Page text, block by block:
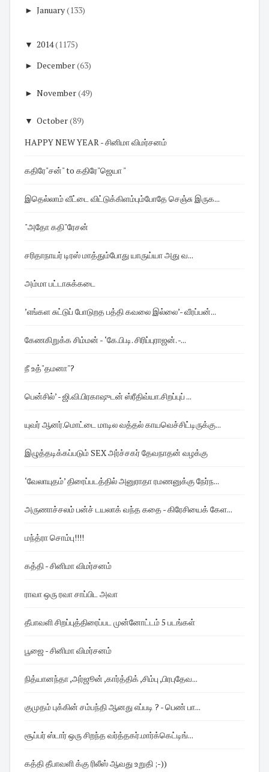
► January(133)
▼ 2014(1175)
► December(63)
► November(49)
▼ October(89)
HAPPY NEW YEAR - சினிமா விமர்சனம்
கதிரே"சன்" to கதிரே"ஜெயா "
இதெல்லாம் வீட்டை விட்டுக்கிளம்பும்போதே செஞ்சு இருக...
"அதோ கதி"ரேசன்
சரிதாநாயர் டிரஸ் மாத்தும்போது யாருய்யா அது வ...
அம்மா பட்டாசுக்கடை
’எங்கள சுட்டுப் போடுறத பத்தி கவலை இல்லை’- வீரப்பன்...
கேணகிறுக்க சிம்மன் - ‘கே.பி.டி. சிரிப்புராஜன். -...
நீ உத்"தமனா"?
பென்சில்’ - ஜி.வி.பிரகாஷுடன் ஸ்ரீதிவ்யா.சிறப்புப் ...
யுவர் ஆனர்.மொட்டை மாடில வத்தல் காயவெச்சிட்டிருக்கு...
இழுத்தடிக்கப்படும் SEX அர்ச்சகர் தேவநாதன் வழக்கு
‘வேலாயுதம்’ திரைப்படத்தில் அனுராதா ரமணனுக்கு நேர்ந...
அருணாச்சலம் பன்ச் டயலாக் வந்த கதை - கிரேசியைக் கேள...
மந்த்ரா சொம்பு!!!!
கத்தி - சினிமா விமர்சனம்
ராவா ஒரு ரவா சாப்பிட அவா
தீபாவளி சிறப்புத்திரைப்பட முன்னோட்டம் 5 படங்கள்
பூஜை - சினிமா விமர்சனம்
நித்யானந்தா ,அர்ஜூன் ,கார்த்திக் ,சிம்பு ,பிரபுதேவ...
குமுதம் புக்கின் சம்பந்தி ஆனது எப்படி ? - பெண் பா...
சூப்பர் ஸ்டார் ஒரு சிறந்த வர்த்தகர்.மார்க்கெட்டிங்...
கத்தி தீபாவளி க்கு ரிலீஸ் ஆவது உறுதி ;-))